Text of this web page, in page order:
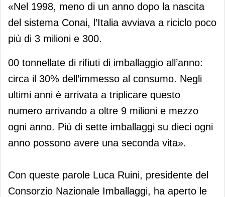
«Nel 1998, meno di un anno dopo la nascita
del sistema Conai, l’Italia avviava a riciclo poco
più di 3 milioni e 300.
00 tonnellate di rifiuti di imballaggio all’anno:
circa il 30% dell’immesso al consumo. Negli
ultimi anni è arrivata a triplicare questo
numero arrivando a oltre 9 milioni e mezzo
ogni anno. Più di sette imballaggi su dieci ogni
anno possono avere una seconda vita».
Con queste parole Luca Ruini, presidente del
Consorzio Nazionale Imballaggi, ha aperto le